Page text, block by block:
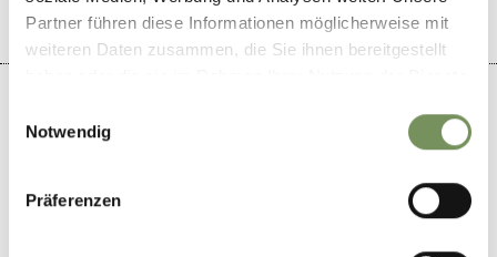
Partner führen diese Informationen möglicherweise mit
weiteren Daten zusammen, die Sie ihnen bereitgestellt
Notwendig
Präferenzen
−